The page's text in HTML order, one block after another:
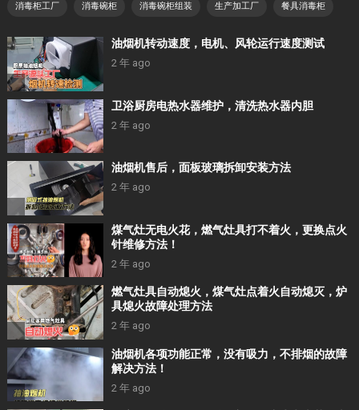
消毒柜工厂 消毒碗柜 消毒碗柜组装 生产加工厂 餐具消毒柜
油烟机转动速度，电机、风轮运行速度测试
2 年 ago
卫浴厨房电热水器维护，清洗热水器内胆
2 年 ago
油烟机售后，面板玻璃拆卸安装方法
2 年 ago
煤气灶无电火花，燃气灶具打不着火，更换点火
针维修方法！
2 年 ago
燃气灶具自动熄火，煤气灶点着火自动熄灭，炉
具熄火故障处理方法
2 年 ago
油烟机各项功能正常，没有吸力，不排烟的故障
解决方法！
2 年 ago